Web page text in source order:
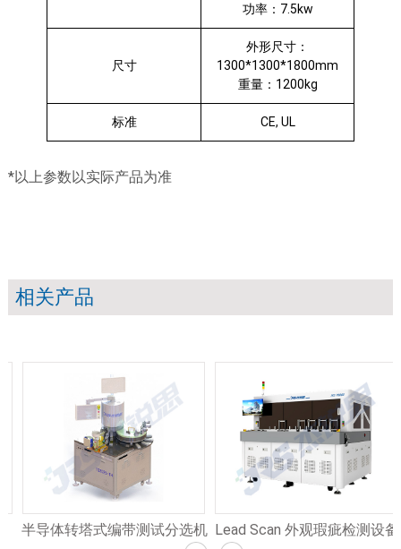
功率：7.5kw
尺寸
外形尺寸：
1300*1300*1800mm
重量：1200kg
标准 CE, UL
*以上参数以实际产品为准
相关产品
半导体转塔式编带测试分选机 Lead Scan 外观瑕疵检测设备